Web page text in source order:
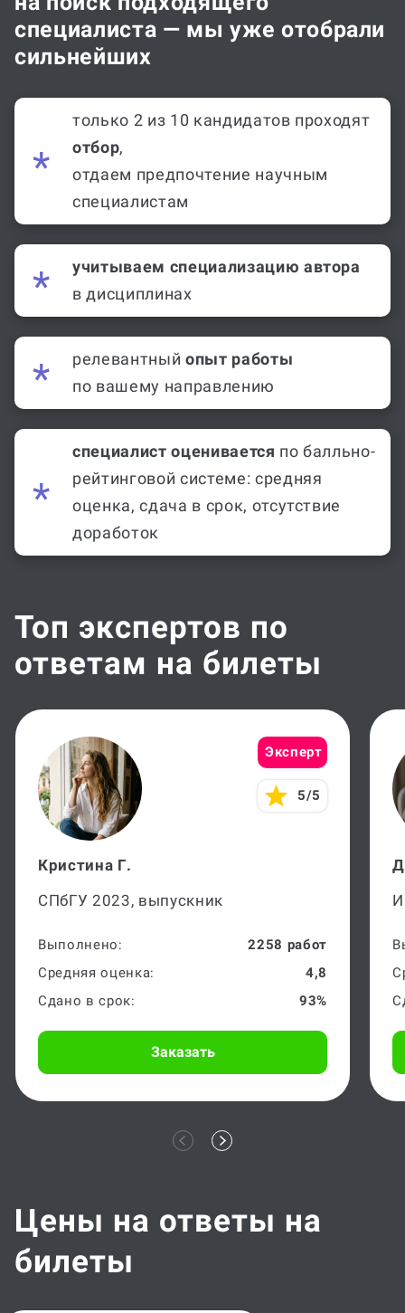
специалиста — мы уже отобрали
сильнейших
только 2 из 10 кандидатов проходят
отбор,
отдаем предпочтение научным
специалистам
учитываем специализацию автора
в дисциплинах
релевантный опыт работы
по вашему направлению
специалист оценивается по балльно-
рейтинговой системе: средняя
оценка, сдача в срок, отсутствие
доработок
Топ экспертов по
ответам на билеты
Эксперт
5/5
Кристина Г.
СПбГУ 2023, выпускник
Выполнено:
2258 работ
Средняя оценка:
4,8
Сдано в срок:
93%
Заказать
Цены на ответы на
билеты